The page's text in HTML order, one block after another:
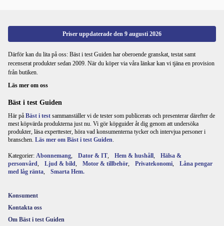
Bäst i test Guiden
Här på Bäst i test sammanställer vi de tester som publicerats och presenterar därefter de
mest köpvärda produkterna just nu. Vi gör köpguider åt dig genom att undersöka
produkter, läsa experttester, höra vad konsumenterna tycker och intervjua personer i
branschen. Läs mer om Bäst i test Guiden.
Kategorier: Abonnemang, Dator & IT, Hem & hushåll,
Hälsa &
personvård, Ljud & bild, Motor & tillbehör, Privatekonomi,
Låna pengar
med låg ränta, Smarta Hem.
Priser uppdaterade den 9 augusti 2026
Därför kan du lita på oss: Bäst i test Guiden har oberoende granskat, testat samt
recenserat produkter sedan 2009. När du köper via våra länkar kan vi tjäna en provision
från butiken.
Läs mer om oss
Konsument
Kontakta oss
Om Bäst i test Guiden